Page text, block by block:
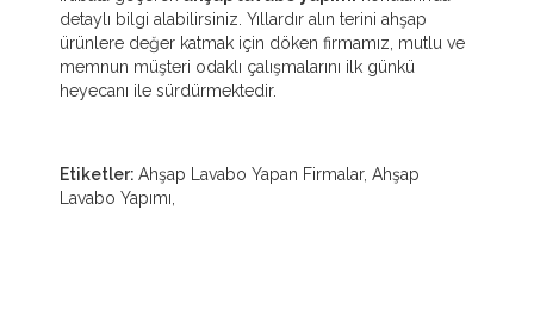
detaylı bilgi alabilirsiniz. Yıllardır alın terini ahşap
ürünlere değer katmak için döken firmamız, mutlu ve
memnun müşteri odaklı çalışmalarını ilk günkü
heyecanı ile sürdürmektedir.
Etiketler: Ahşap Lavabo Yapan Firmalar, Ahşap
Lavabo Yapımı,